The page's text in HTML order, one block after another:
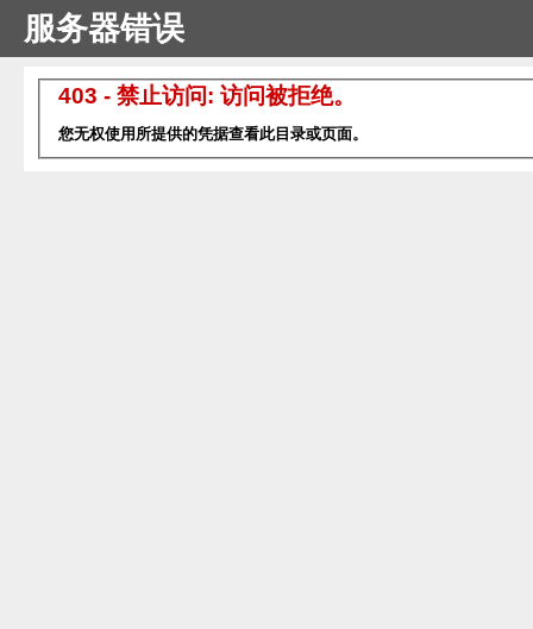
服务器错误
403 - 禁止访问: 访问被拒绝。
您无权使用所提供的凭据查看此目录或页面。